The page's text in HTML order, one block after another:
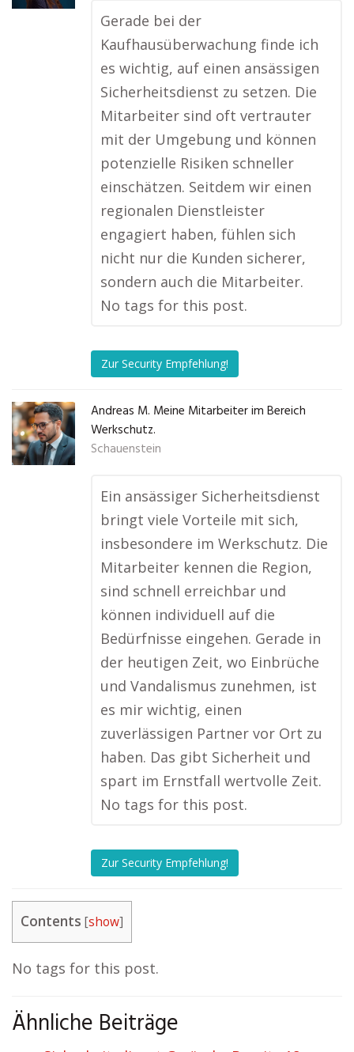
Gerade bei der
Kaufhausüberwachung finde ich
es wichtig, auf einen ansässigen
Sicherheitsdienst zu setzen. Die
Mitarbeiter sind oft vertrauter
mit der Umgebung und können
potenzielle Risiken schneller
einschätzen. Seitdem wir einen
regionalen Dienstleister
engagiert haben, fühlen sich
nicht nur die Kunden sicherer,
sondern auch die Mitarbeiter.
No tags for this post.
Zur Security Empfehlung!
Andreas M. Meine Mitarbeiter im Bereich
Werkschutz.
Schauenstein
Ein ansässiger Sicherheitsdienst
bringt viele Vorteile mit sich,
insbesondere im Werkschutz. Die
Mitarbeiter kennen die Region,
sind schnell erreichbar und
können individuell auf die
Bedürfnisse eingehen. Gerade in
der heutigen Zeit, wo Einbrüche
und Vandalismus zunehmen, ist
es mir wichtig, einen
zuverlässigen Partner vor Ort zu
haben. Das gibt Sicherheit und
spart im Ernstfall wertvolle Zeit.
No tags for this post.
Zur Security Empfehlung!
Contents [show]
No tags for this post.
Ähnliche Beiträge